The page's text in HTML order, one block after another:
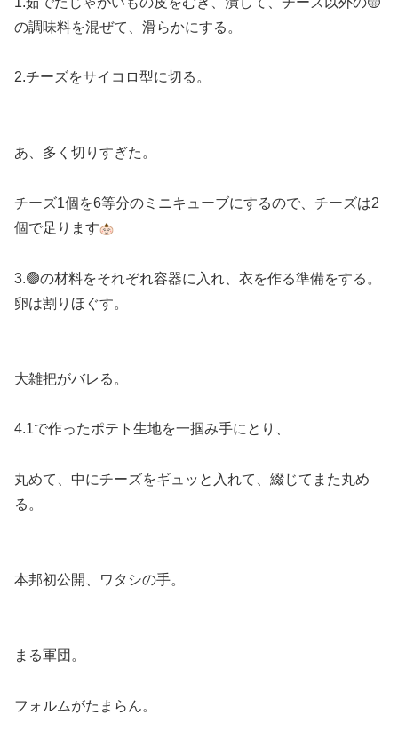
の調味料を混ぜて、滑らかにする。
2.チーズをサイコロ型に切る。
あ、多く切りすぎた。
チーズ1個を6等分のミニキューブにするので、チーズは2
個で足ります
3.🟢の材料をそれぞれ容器に入れ、衣を作る準備をする。
卵は割りほぐす。
大雑把がバレる。
4.1で作ったポテト生地を一掴み手にとり、
丸めて、中にチーズをギュッと入れて、綴じてまた丸め
る。
本邦初公開、ワタシの手。
まる軍団。
フォルムがたまらん。